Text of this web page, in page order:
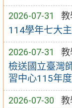
2026-07-31 教
114學年七大
2026-07-31 教
檢送國立臺灣
習中心115年
2026-07-30 教